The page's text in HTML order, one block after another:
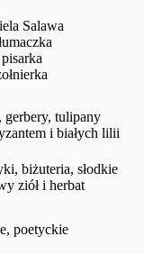
Salawa
gerbery, tulipany
i białych lilii
biżuteria, słodkie
ziół i herbat
poetyckie